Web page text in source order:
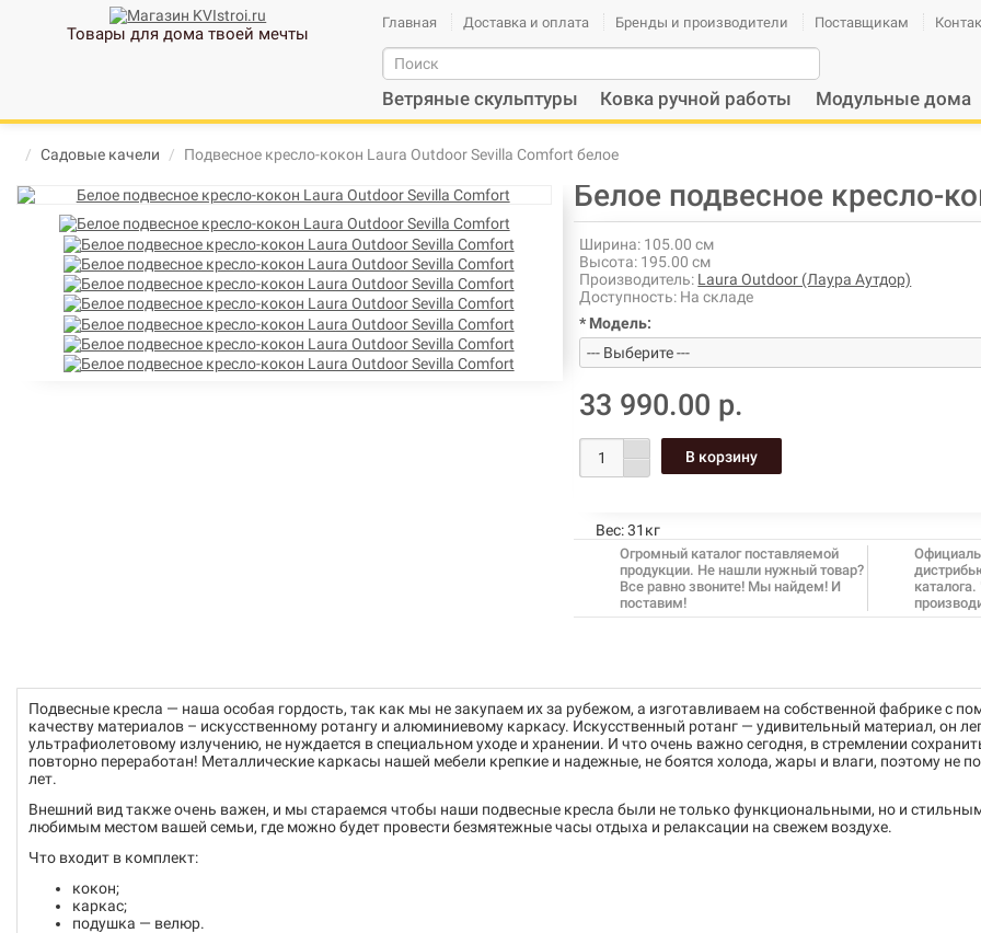
Товары для дома твоей мечты
Главная Доставка и оплата Бренды и производители Поставщикам
Ветряные скульптуры Ковка ручной работы Модульные дома
Садовые качели Подвесное кресло-кокон Laura Outdoor Sevilla Comfort белое
Белое подвесное кресло-
Ширина: 105.00 см
Высота: 195.00 см
Производитель: Laura Outdoor (Лаура Аутдор)
Доступность: На складе
* Модель:
33 990.00 р.
Вес:31кг
Огромный каталог поставляемой
продукции. Не нашли нужный товар?
Все равно звоните! Мы найдем! И
поставим!
Подвесные кресла — наша особая гордость, так как мы не закупаем их за рубежом, а изготавливаем на собственной фабрике с
качеству материалов – искусственному ротангу и алюминиевому каркасу. Искусственный ротанг — удивительный материал, он
ультрафиолетовому излучению, не нуждается в специальном уходе и хранении. И что очень важно сегодня, в стремлении
повторно переработан! Металлические каркасы нашей мебели крепкие и надежные, не боятся холода, жары и влаги, поэтому не
лет.
Внешний вид также очень важен, и мы стараемся чтобы наши подвесные кресла были не только функциональными, но и
любимым местом вашей семьи, где можно будет провести безмятежные часы отдыха и релаксации на свежем воздухе.
Что входит в комплект:
кокон;
каркас;
подушка — велюр.